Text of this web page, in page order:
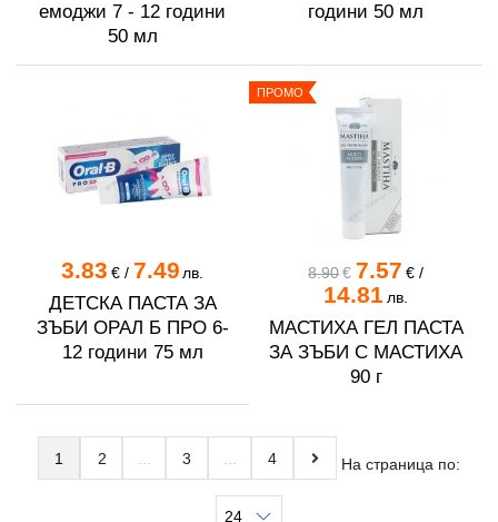
емоджи 7 - 12 години
50 мл
години 50 мл
3.83 €/ 7.49 лв.
ДЕТСКА ПАСТА ЗА
ЗЪБИ ОРАЛ Б ПРО 6-
12 години 75 мл
8.90€ 7.57 €/
14.81лв.
МАСТИХА ГЕЛ ПАСТА
ЗА ЗЪБИ С МАСТИХА
90 г
ПРОМО
1 2 3 4 На страница по: